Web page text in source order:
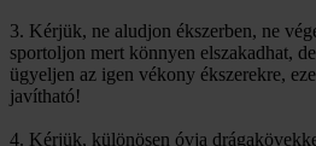
3. Kérjük, ne aludjon ékszerben, ne
sportoljon mert könnyen elszakadhat,
ügyeljen az igen vékony ékszerekre,
javítható!
4. Kérjük, különösen óvja